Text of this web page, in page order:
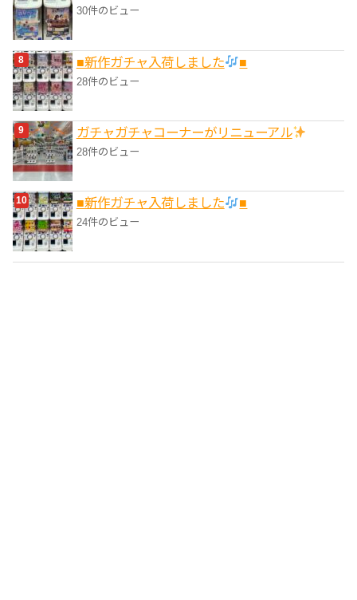
30件のビュー
■新作ガチャ入荷しました ■
28件のビュー
ガチャガチャコーナーがリニューアル
28件のビュー
■新作ガチャ入荷しました ■
24件のビュー